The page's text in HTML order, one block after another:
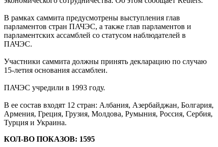
В рамках саммита предусмотрены выступления глав
парламентов стран ПАЧЭС, а также глав парламентов и
парламентских ассамблей со статусом наблюдателей в
ПАЧЭС.
Участники саммита должны принять декларацию по случаю
15-летия основания ассамблеи.
ПАЧЭС учредили в 1993 году.
В ее состав входят 12 стран: Албания, Азербайджан, Болгария,
Армения, Греция, Грузия, Молдова, Румыния, Россия, Сербия,
Турция и Украина.
КОЛ-ВО ПОКАЗОВ: 1595